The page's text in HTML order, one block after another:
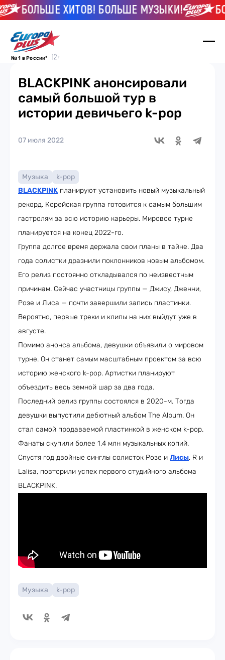
БОЛЬШЕ ХИТОВ! БОЛЬШЕ МУЗЫКИ!
№ 1 в России*
BLACKPINK анонсировали
самый большой тур в
истории девичьего k-pop
07 июля 2022
Музыка
k-pop
BLACKPINK планируют установить новый музыкальный
рекорд. Корейская группа готовится к самым большим
гастролям за всю историю карьеры. Мировое турне
планируется на конец 2022-го.
Группа долгое время держала свои планы в тайне. Два
года солистки дразнили поклонников новым альбомом.
Его релиз постоянно откладывался по неизвестным
причинам. Сейчас участницы группы — Джису, Дженни,
Розе и Лиса — почти завершили запись пластинки.
Вероятно, первые треки и клипы на них выйдут уже в
августе.
Помимо анонса альбома, девушки объявили о мировом
турне. Он станет самым масштабным проектом за всю
историю женского k-pop. Артистки планируют
объездить весь земной шар за два года.
Последний релиз группы состоялся в 2020-м. Тогда
девушки выпустили дебютный альбом The Album. Он
стал самой продаваемой пластинкой в женском k-pop.
Фанаты скупили более 1,4 млн музыкальных копий.
Спустя год двойные синглы солисток Розе и Лисы, R и
Lalisa, повторили успех первого студийного альбома
BLACKPINK.
Музыка k-pop